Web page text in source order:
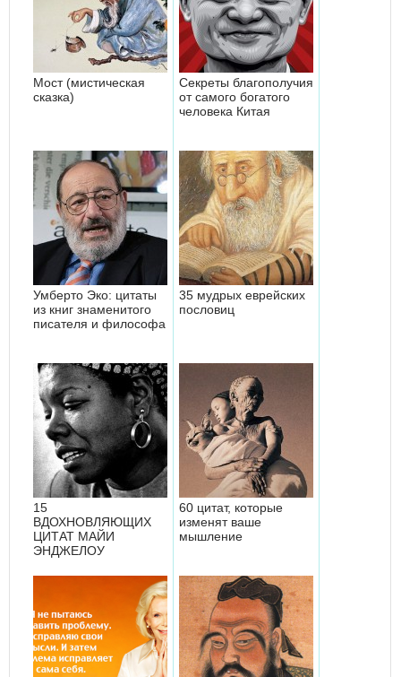
Мост (мистическая
сказка)
Секреты благополучия
от самого богатого
человека Китая
Умберто Эко: цитаты
из книг знаменитого
писателя и философа
35 мудрых еврейских
пословиц
15
ВДОХНОВЛЯЮЩИХ
ЦИТАТ МАЙИ
ЭНДЖЕЛОУ
60 цитат, которые
изменят ваше
мышление